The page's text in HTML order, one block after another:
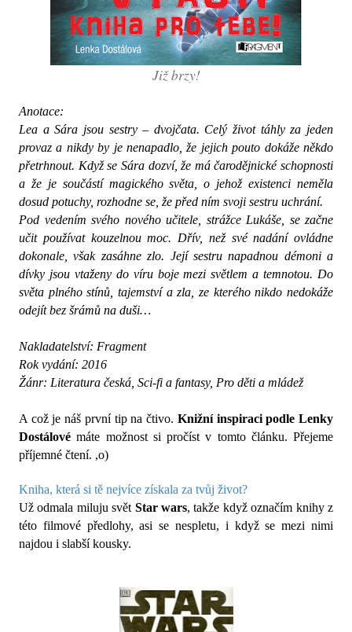
Již brzy!
Anotace:
Lea a Sára jsou sestry – dvojčata. Celý život táhly za jeden
provaz a nikdy by je nenapadlo, že jejich pouto dokáže někdo
přetrhnout. Když se Sára dozví, že má čarodějnické schopnosti
a že je součástí magického světa, o jehož existenci neměla
dosud potuchy, rozhodne se, že před ním svoji sestru uchrání.
Pod vedením svého nového učitele, strážce Lukáše, se začne
učit používat kouzelnou moc. Dřív, než své nadání ovládne
dokonale, však zasáhne zlo. Její sestru napadnou démoni a
dívky jsou vtaženy do víru boje mezi světlem a temnotou. Do
světa plného stínů, tajemství a zla, ze kterého nikdo nedokáže
odejít bez šrámů na duši…
Nakladatelství: Fragment
Rok vydání: 2016
Žánr: Literatura česká, Sci-fi a fantasy, Pro děti a mládež
A což je náš první tip na čtivo. Knižní inspiraci podle Lenky
Dostálové máte možnost si pročíst v tomto článku. Přejeme
příjemné čtení. ,o)
Kniha, která si tě nejvíce získala za tvůj život?
Už odmala miluju svět Star wars, takže když označím knihy z
této filmové předlohy, asi se nespletu, i když se mezi nimi
najdou i slabší kousky.